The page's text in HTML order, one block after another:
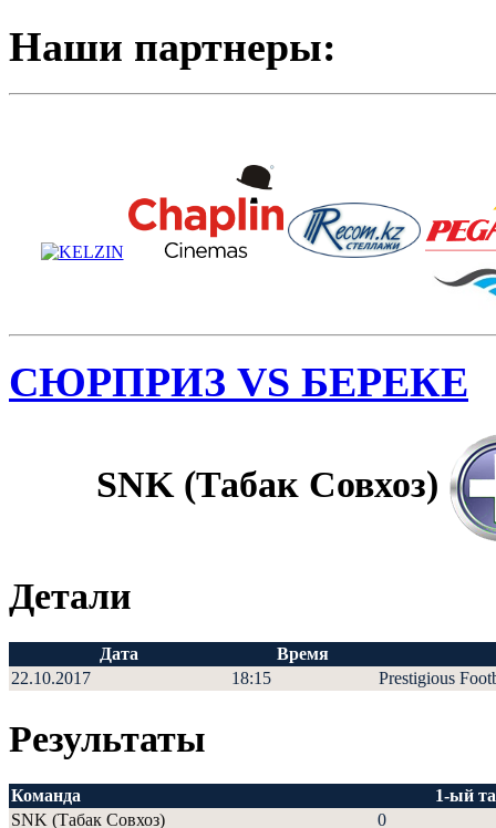
Наши партнеры:
СЮРПРИЗ VS БЕРЕКЕ
SNK (Табак Совхоз)
Детали
Дата
Время
22.10.2017
18:15 Prestigious
Результаты
Команда
1-ый
SNK (Табак Совхоз)
0